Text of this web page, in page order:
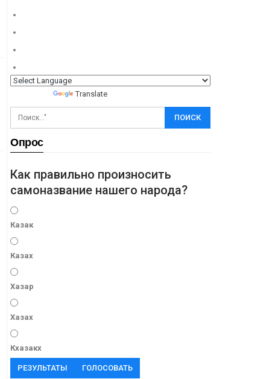
Translate
Опрос
Как правильно произносить
самоназвание нашего народа?
Казак
Казах
Хазар
Хазах
Кхазакх
РЕЗУЛЬТАТЫ ГОЛОСОВАТЬ